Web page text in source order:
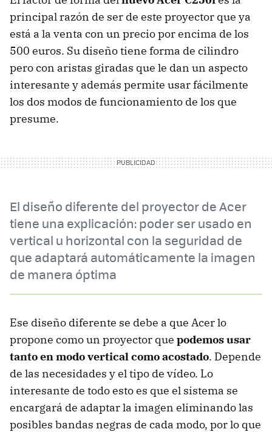
principal razón de ser de este proyector que ya
está a la venta con un precio por encima de los
500 euros. Su diseño tiene forma de cilindro
pero con aristas giradas que le dan un aspecto
interesante y además permite usar fácilmente
los dos modos de funcionamiento de los que
presume.
El diseño diferente del proyector de Acer
tiene una explicación: poder ser usado en
vertical u horizontal con la seguridad de
que adaptará automáticamente la imagen
de manera óptima
Ese diseño diferente se debe a que Acer lo
propone como un proyector que podemos usar
tanto en modo vertical como acostado. Depende
de las necesidades y el tipo de vídeo. Lo
interesante de todo esto es que el sistema se
encargará de adaptar la imagen eliminando las
posibles bandas negras de cada modo, por lo que